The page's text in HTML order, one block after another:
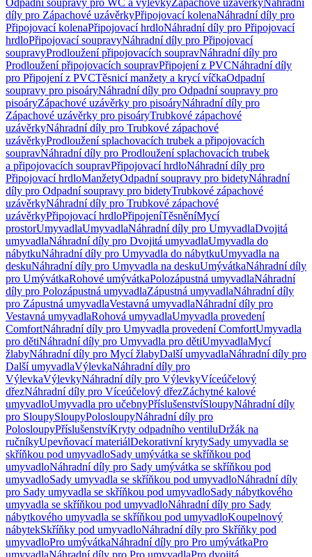
Odpadní soupravy pro WC a výlevkyZápachové uzávěrkyNáhradní
díly pro Zápachové uzávěrkyPřipojovací kolenaNáhradní díly pro
Připojovací kolenaPřipojovací hrdloNáhradní díly pro Připojovací
hrdloPřipojovací soupravyNáhradní díly pro Připojovací
soupravyProdloužení připojovacích soupravNáhradní díly pro
Prodloužení připojovacích soupravPřipojení z PVCNáhradní díly
pro Připojení z PVCTěsnicí manžety a krycí víčkaOdpadní
soupravy pro pisoáryNáhradní díly pro Odpadní soupravy pro
pisoáryZápachové uzávěrky pro pisoáryNáhradní díly pro
Zápachové uzávěrky pro pisoáryTrubkové zápachové
uzávěrkyNáhradní díly pro Trubkové zápachové
uzávěrkyProdloužení splachovacích trubek a připojovacích
soupravNáhradní díly pro Prodloužení splachovacích trubek
a připojovacích soupravPřipojovací hrdloNáhradní díly pro
Připojovací hrdloManžetyOdpadní soupravy pro bidetyNáhradní
díly pro Odpadní soupravy pro bidetyTrubkové zápachové
uzávěrkyNáhradní díly pro Trubkové zápachové
uzávěrkyPřipojovací hrdloPřipojeníTěsněníMycí
prostorUmyvadlaUmyvadlaNáhradní díly pro UmyvadlaDvojitá
umyvadlaNáhradní díly pro Dvojitá umyvadlaUmyvadla do
nábytkuNáhradní díly pro Umyvadla do nábytkuUmyvadla na
deskuNáhradní díly pro Umyvadla na deskuUmývátkaNáhradní díly
pro UmývátkaRohové umývátkaPolozápustná umyvadlaNáhradní
díly pro Polozápustná umyvadlaZápustná umyvadlaNáhradní díly
pro Zápustná umyvadlaVestavná umyvadlaNáhradní díly pro
Vestavná umyvadlaRohová umyvadlaUmyvadla provedení
ComfortNáhradní díly pro Umyvadla provedení ComfortUmyvadla
pro dětiNáhradní díly pro Umyvadla pro dětiUmyvadlaMycí
žlabyNáhradní díly pro Mycí žlabyDalší umyvadlaNáhradní díly pro
Další umyvadlaVýlevkaNáhradní díly pro
VýlevkaVýlevkyNáhradní díly pro VýlevkyVíceúčelový
dřezNáhradní díly pro Víceúčelový dřezZáchytné kalové
umyvadloUmyvadla pro učebnyPříslušenstvíSloupyNáhradní díly
pro SloupySloupyPolosloupyNáhradní díly pro
PolosloupyPříslušenstvíKryty odpadního ventiluDržák na
ručníkyUpevňovací materiálDekorativní krytySady umyvadla se
skříňkou pod umyvadloSady umývátka se skříňkou pod
umyvadloNáhradní díly pro Sady umývátka se skříňkou pod
umyvadloSady umyvadla se skříňkou pod umyvadloNáhradní díly
pro Sady umyvadla se skříňkou pod umyvadloSady nábytkového
umyvadla se skříňkou pod umyvadloNáhradní díly pro Sady
nábytkového umyvadla se skříňkou pod umyvadloKoupelnový
nábytekSkříňky pod umyvadloNáhradní díly pro Skříňky pod
umyvadloPro umývátkaNáhradní díly pro Pro umývátkaPro
umyvadlaNáhradní díly pro Pro umyvadlaPro dvojitá